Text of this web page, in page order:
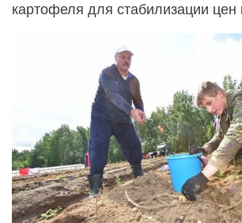
картофеля для стабилизации цен